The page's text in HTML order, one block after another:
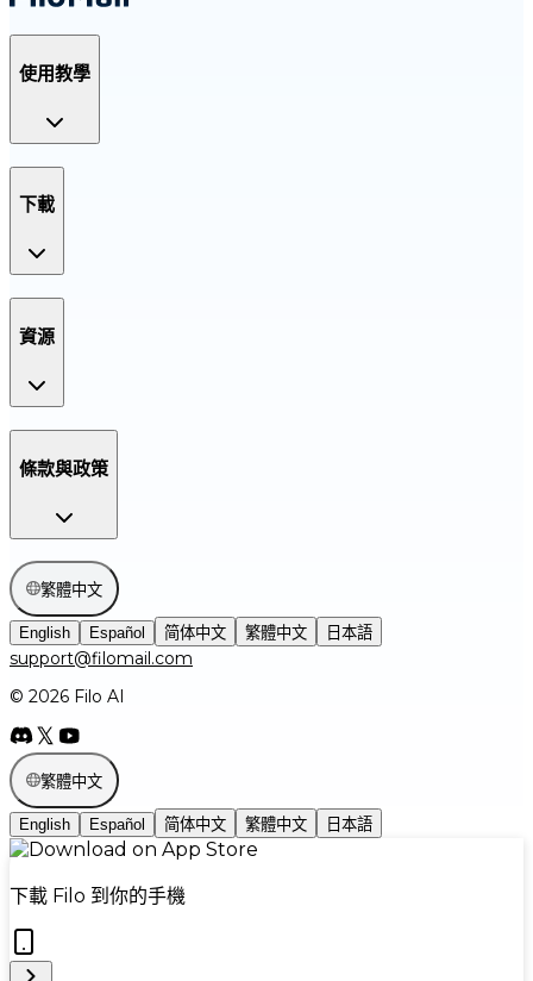
使用教學
下載
資源
條款與政策
繁體中文
English Español 简体中文 繁體中文 日本語
support@filomail.com
© 2026 Filo AI
繁體中文
English Español 简体中文 繁體中文 日本語
下載 Filo 到你的手機